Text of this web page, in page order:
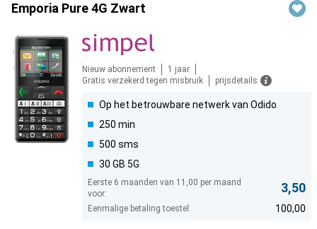
Emporia Pure 4G Zwart
Nieuw abonnement
1 jaar
Gratis verzekerd tegen misbruik
prijsdetails
Op het betrouwbare netwerk van Odido
250 min
500 sms
30 GB 5G
Eerste 6 maanden van 11,00 per maand
voor:
3,50
Eenmalige betaling toestel: 100,00